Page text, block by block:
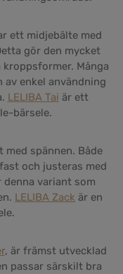
ett midjebälte med
gör den mycket
Många
enkel användning
LELIBA Tai är ett
bärsele.
med spännen. Både
och justeras med
denna variant som
LELIBA Zack är en
, är främst utvecklad
passar särskilt bra